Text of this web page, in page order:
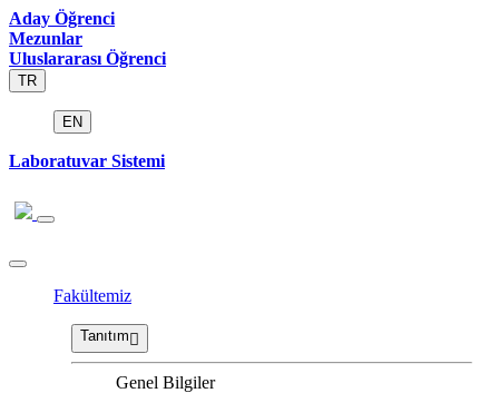
Aday Öğrenci
Mezunlar
Uluslararası Öğrenci
TR
EN
Laboratuvar Sistemi
Fakültemiz
Tanıtım
Genel Bilgiler